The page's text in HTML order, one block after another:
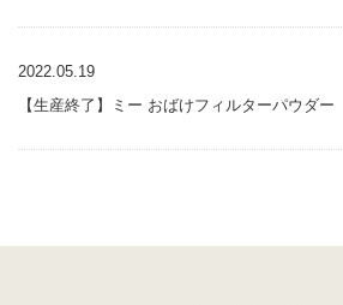
2022.05.19
【生産終了】ミー おばけフィルターパウダー